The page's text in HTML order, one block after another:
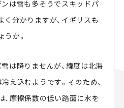
は雪も多そうでスキッドパ
分かりますが、イギリスも
か。
は降りませんが、緯度は北海
え込むようです。そのため、
、摩擦係数の低い路面に水を